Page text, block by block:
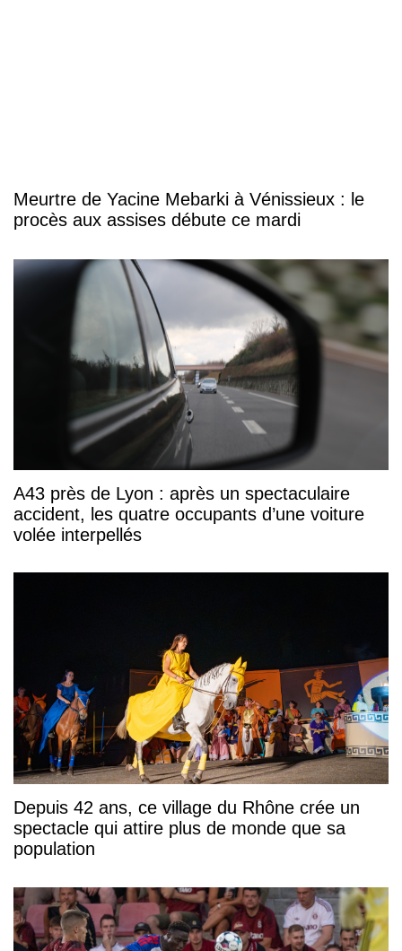
Meurtre de Yacine Mebarki à Vénissieux : le
procès aux assises débute ce mardi
A43 près de Lyon : après un spectaculaire
accident, les quatre occupants d’une voiture
volée interpellés
Depuis 42 ans, ce village du Rhône crée un
spectacle qui attire plus de monde que sa
population